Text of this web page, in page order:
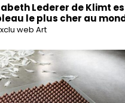
Lederer de Klimt
le plus cher au
web Art